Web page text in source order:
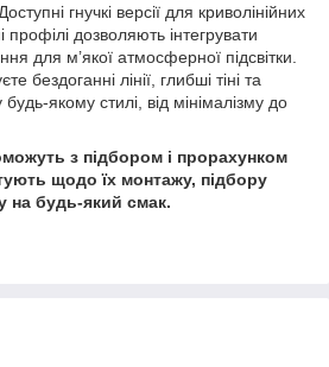
гнучкі версії для криволінійних
профілі дозволяють інтегрувати
для м’якої атмосферної підсвітки.
бездоганні лінії, глибші тіні та
будь-якому стилі, від мінімалізму до
з підбором і прорахунком
щодо їх монтажу, підбору
на будь-який смак.